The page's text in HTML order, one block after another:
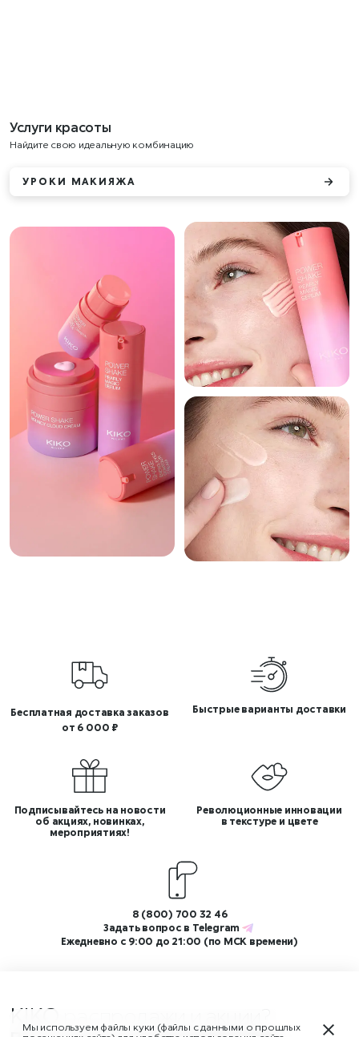
Услуги красоты
Найдите свою идеальную комбинацию
УРОКИ МАКИЯЖА
Бесплатная доставка заказов
от 6 000 ₽
Быстрые варианты доставки
Подписывайтесь на новости
об акциях, новинках,
мероприятиях!
Революционные инновации
в текстуре и цвете
8 (800) 700 32 46
Задать вопрос в Telegram
Ежедневно с 9:00 до 21:00 (по МСК времени)
KIKO
Мы используем файлы куки (файлы с данными о прошлых